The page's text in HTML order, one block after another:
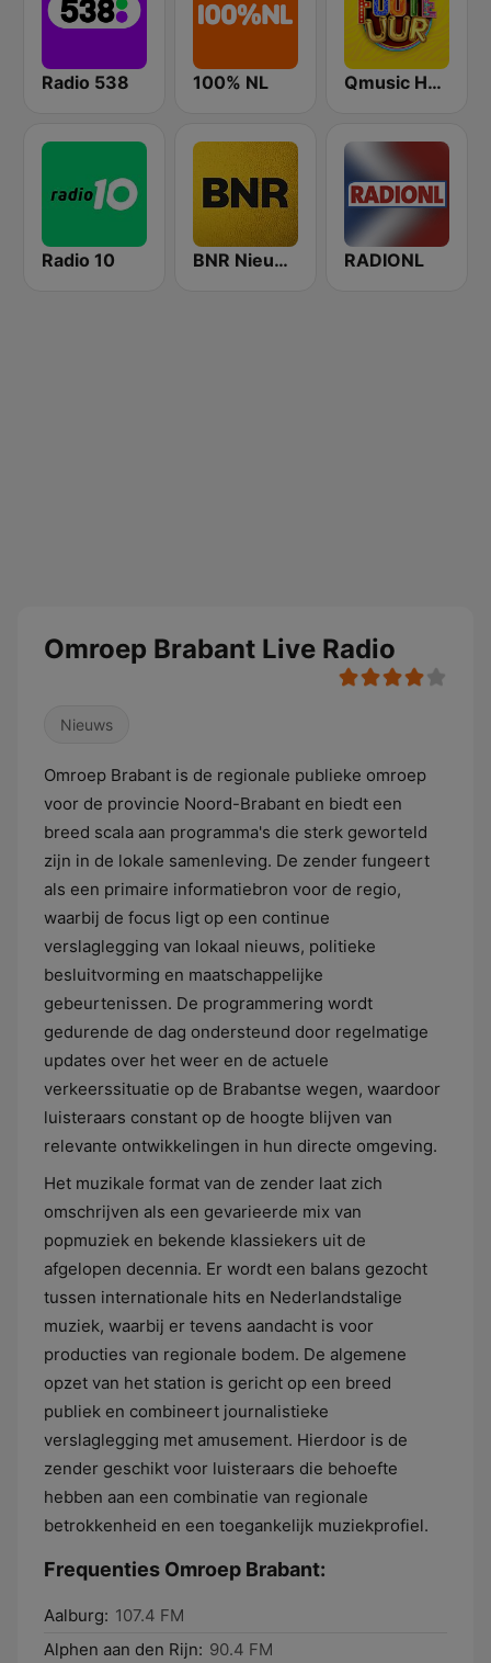
Radio 538 100% NL Qmusic Het Foute Uur
Radio 10 BNR Nieuwsradio RADIONL
Omroep Brabant Live Radio
Nieuws
Omroep Brabant is de regionale publieke omroep
voor de provincie Noord-Brabant en biedt een
breed scala aan programma's die sterk geworteld
zijn in de lokale samenleving. De zender fungeert
als een primaire informatiebron voor de regio,
waarbij de focus ligt op een continue
verslaglegging van lokaal nieuws, politieke
besluitvorming en maatschappelijke
gebeurtenissen. De programmering wordt
gedurende de dag ondersteund door regelmatige
updates over het weer en de actuele
verkeerssituatie op de Brabantse wegen, waardoor
luisteraars constant op de hoogte blijven van
relevante ontwikkelingen in hun directe omgeving.
Het muzikale format van de zender laat zich
omschrijven als een gevarieerde mix van
popmuziek en bekende klassiekers uit de
afgelopen decennia. Er wordt een balans gezocht
tussen internationale hits en Nederlandstalige
muziek, waarbij er tevens aandacht is voor
producties van regionale bodem. De algemene
opzet van het station is gericht op een breed
publiek en combineert journalistieke
verslaglegging met amusement. Hierdoor is de
zender geschikt voor luisteraars die behoefte
hebben aan een combinatie van regionale
betrokkenheid en een toegankelijk muziekprofiel.
Frequenties Omroep Brabant:
Aalburg: 107.4 FM
Alphen aan den Rijn: 90.4 FM